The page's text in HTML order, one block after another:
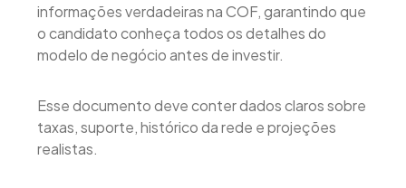
informações verdadeiras na COF, garantindo que
o candidato conheça todos os detalhes do
modelo de negócio antes de investir.
Esse documento deve conter dados claros sobre
taxas, suporte, histórico da rede e projeções
realistas.